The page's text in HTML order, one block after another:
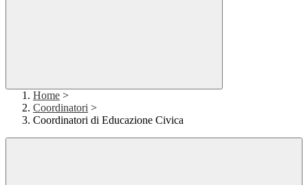
Home >
Coordinatori >
Coordinatori di Educazione Civica